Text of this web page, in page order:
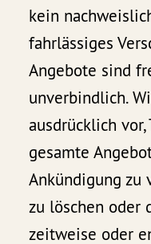
kein
fahrlässiges
Angebote sind
unverbindlich.
ausdrücklich
gesamte
Ankündigung zu
zu löschen oder
zeitweise oder